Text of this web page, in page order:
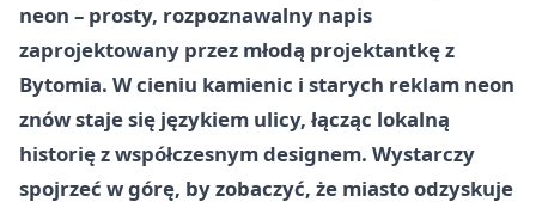
neon – prosty, rozpoznawalny napis
zaprojektowany przez młodą projektantkę z
Bytomia. W cieniu kamienic i starych reklam neon
znów staje się językiem ulicy, łącząc lokalną
historię z współczesnym designem. Wystarczy
spojrzeć w górę, by zobaczyć, że miasto odzyskuje